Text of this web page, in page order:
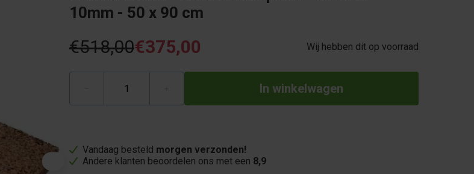
10mm - 50 x 90 cm
€518,00€375,00 Wij hebben dit op voorraad
Vandaag besteld morgen verzonden!
Andere klanten beoordelen ons met een 8,9